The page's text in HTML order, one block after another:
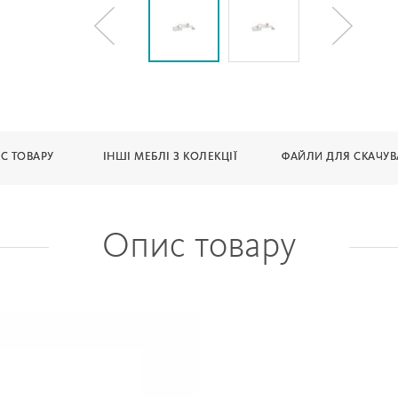
ТОВАРУ ІНШІ МЕБЛІ З КОЛЕКЦІЇ ФАЙЛИ ДЛЯ
Опис товару